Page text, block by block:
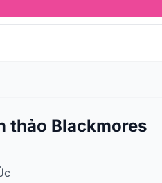
thảo Blackmores